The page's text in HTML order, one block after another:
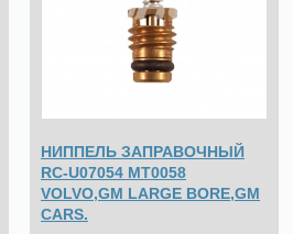
НИППЕЛЬ ЗАПРАВОЧНЫЙ
RC-U07054 MT0058
VOLVO,GM LARGE BORE,GM
CARS.